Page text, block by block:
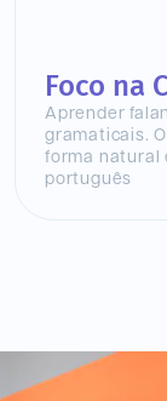
Foco na
Aprender
gramaticais.
forma natural
português